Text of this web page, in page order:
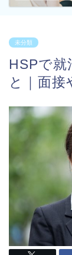
未分類
HSPで就
と｜面接